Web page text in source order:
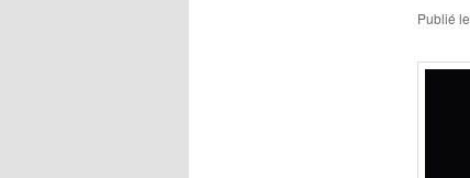
Publié le